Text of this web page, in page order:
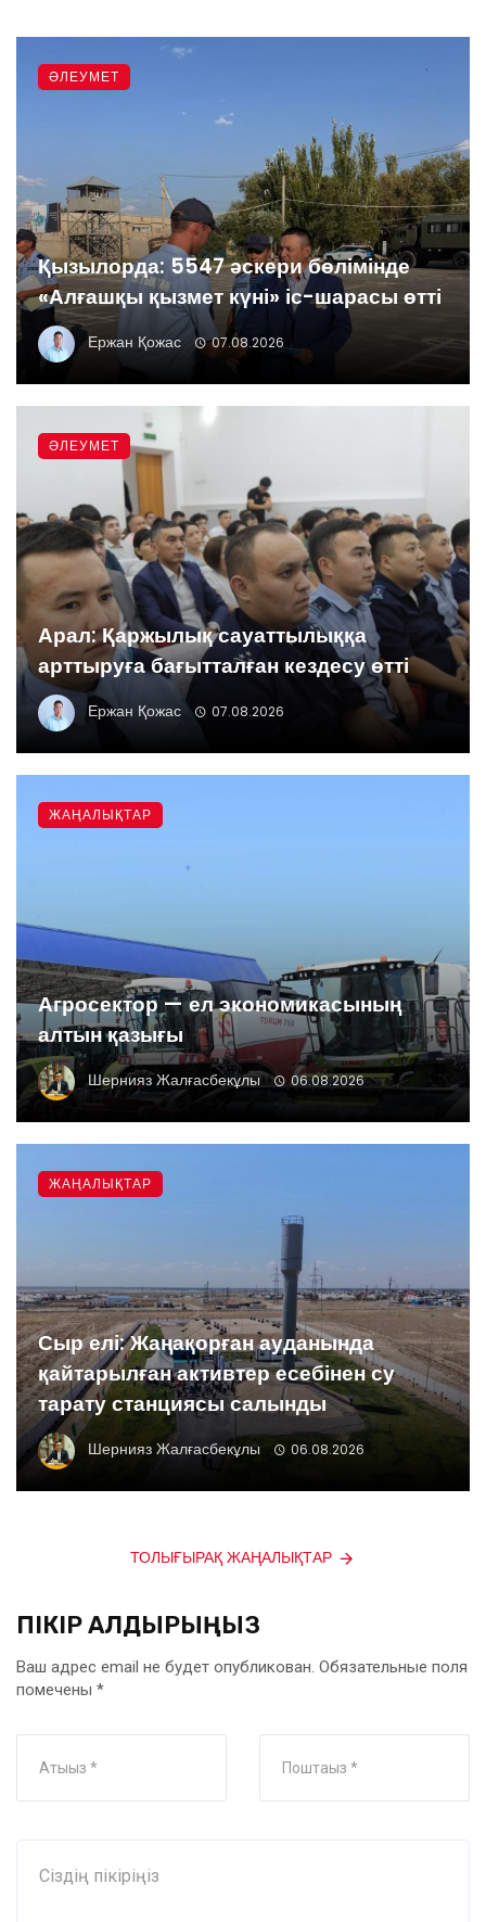
Қызылорда: 5547 әскери бөлімінде
«Алғашқы қызмет күні» іс-шарасы өтті
Ержан Қожас 07.08.2026
ӘЛЕУМЕТ
Арал: Қаржылық сауаттылыққа
арттыруға бағытталған кездесу өтті
Ержан Қожас 07.08.2026
ӘЛЕУМЕТ
Агросектор — ел экономикасының
алтын қазығы
Шернияз Жалғасбекұлы 06.08.2026
ЖАҢАЛЫҚТАР
Сыр елі: Жаңақорған ауданында
қайтарылған активтер есебінен су
тарату станциясы салынды
Шернияз Жалғасбекұлы 06.08.2026
ЖАҢАЛЫҚТАР
ТОЛЫҒЫРАҚ ЖАҢАЛЫҚТАР
ПІКІР ҚАЛДЫРЫҢЫЗ
Ваш адрес email не будет опубликован. Обязательные поля
помечены *